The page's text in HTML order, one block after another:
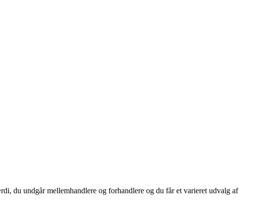
du undgår mellemhandlere og forhandlere og du får et varieret udvalg af